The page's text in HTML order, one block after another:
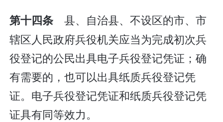
第十四条县、自治县、不设区的市、市
辖区人民政府兵役机关应当为完成初次兵
役登记的公民出具电子兵役登记凭证；确
有需要的，也可以出具纸质兵役登记凭
证。电子兵役登记凭证和纸质兵役登记凭
证具有同等效力。